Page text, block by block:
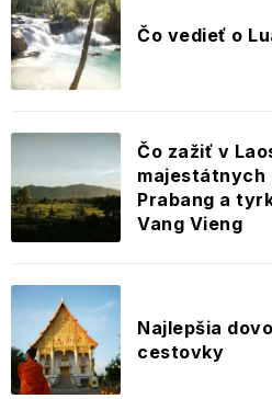
Čo vedieť o
Čo zažiť v
majestátnych
Prabang a
Vang Vieng
Najlepšia
cestovky